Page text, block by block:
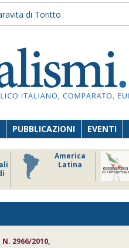
di Toritto
PUBBLICAZIONI EVENTI
America
Latina
N. 2966/2010,